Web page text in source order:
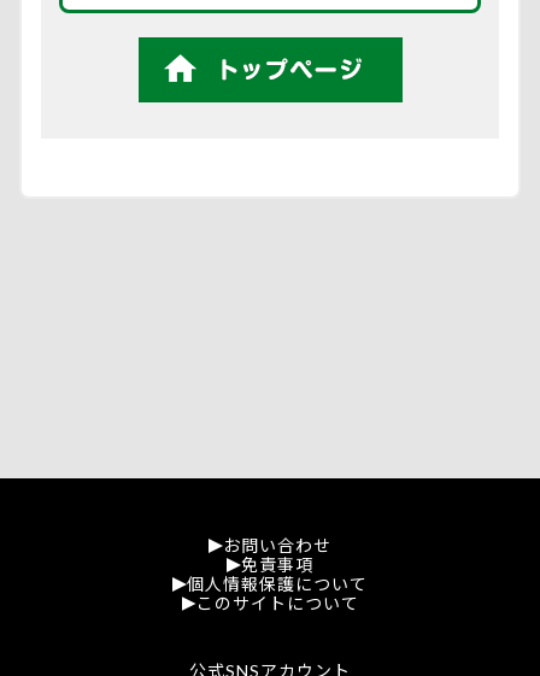
お問い合わせ
免責事項
個人情報保護について
このサイトについて
公式SNSアカウント